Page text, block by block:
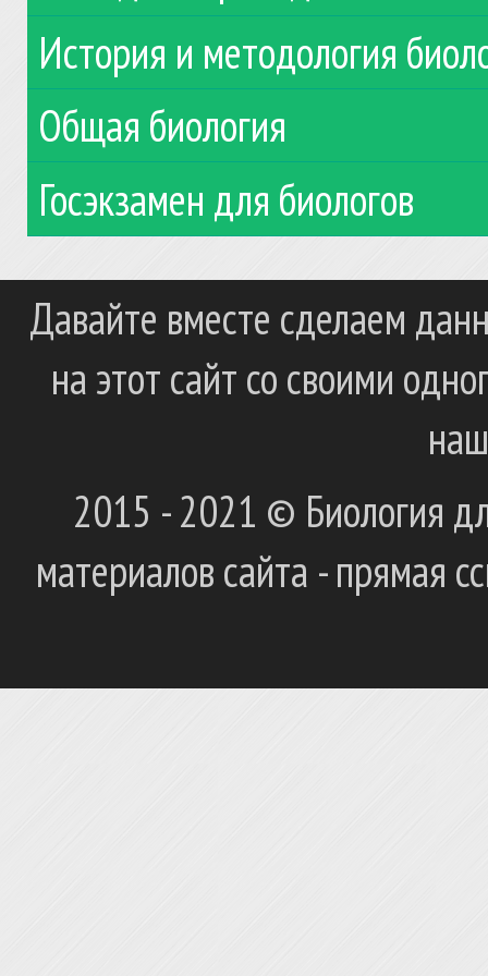
История и методология
Общая биология
Госэкзамен для биологов
Давайте вместе сделаем
на этот сайт со своими
2015 - 2021 © Биология
материалов сайта - прямая